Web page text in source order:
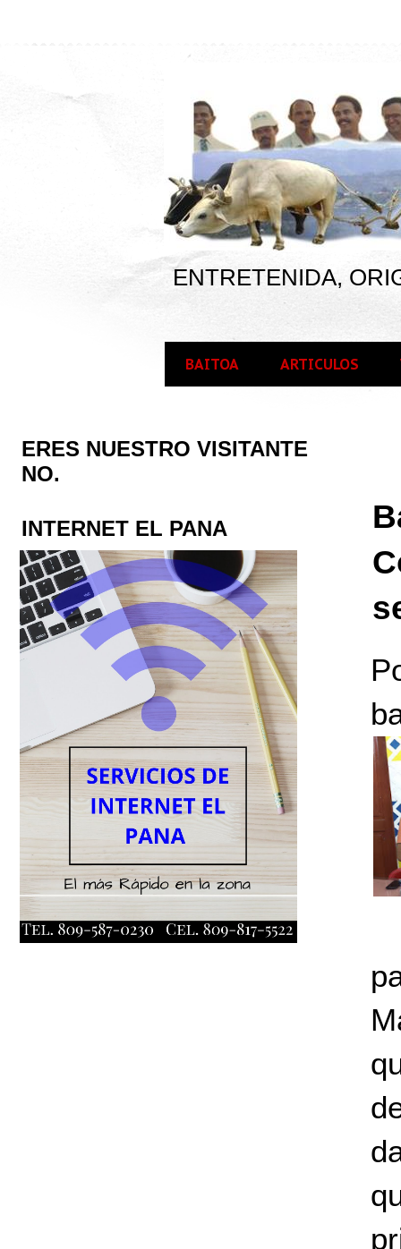
ENTRETENIDA,
BAITOA ARTICULOS
ERES NUESTRO VISITANTE
NO.
INTERNET EL PANA